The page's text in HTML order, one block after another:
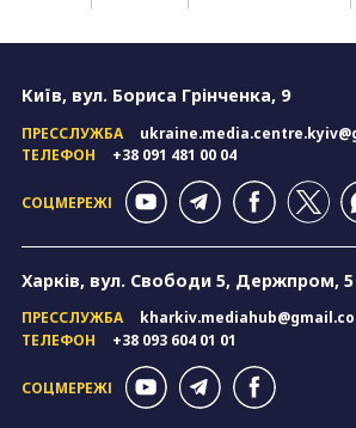
Київ, вул. Бориса Грінченка, 9
ПРЕССЛУЖБА
ТЕЛЕФОН
+38 091 481 00 04
СОЦМЕРЕЖІ
Харків, вул. Свободи 5, Держпром, 5
ПРЕССЛУЖБА
ТЕЛЕФОН
+38 093 604 01 01
СОЦМЕРЕЖІ